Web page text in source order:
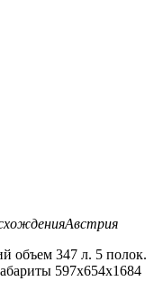
Австрия
объем 347 л. 5 полок.
597х654х1684